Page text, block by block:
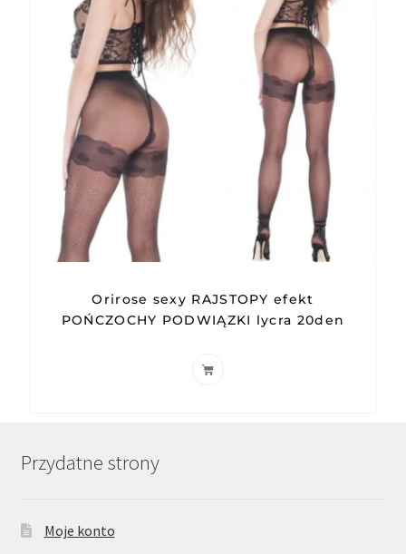
Orirose sexy RAJSTOPY efekt
POŃCZOCHY PODWIĄZKI lycra 20den
Przydatne strony
Moje konto